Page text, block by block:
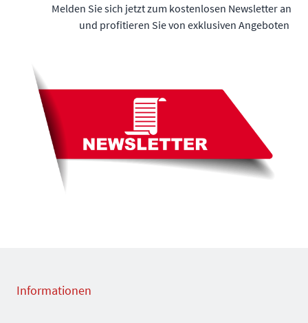
Melden Sie sich jetzt zum kostenlosen Newsletter an
und profitieren Sie von exklusiven Angeboten
Informationen